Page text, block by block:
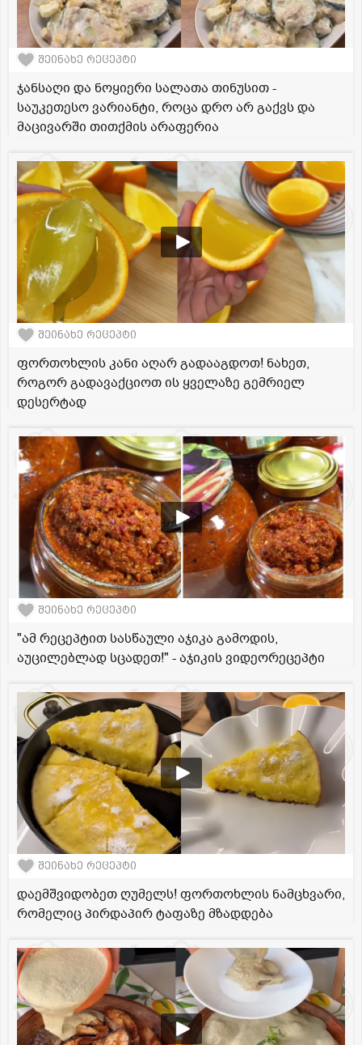
შეინახე რეცეპტი
ჯანსაღი და ნოყიერი სალათა თინუსით -
საუკეთესო ვარიანტი, როცა დრო არ გაქვს და
მაცივარში თითქმის არაფერია
შეინახე რეცეპტი
ფორთოხლის კანი აღარ გადააგდოთ! ნახეთ,
როგორ გადავაქციოთ ის ყველაზე გემრიელ
დესერტად
შეინახე რეცეპტი
"ამ რეცეპტით სასწაული აჯიკა გამოდის,
აუცილებლად სცადეთ!" - აჯიკის ვიდეორეცეპტი
შეინახე რეცეპტი
დაემშვიდობეთ ღუმელს! ფორთოხლის ნამცხვარი,
რომელიც პირდაპირ ტაფაზე მზადდება